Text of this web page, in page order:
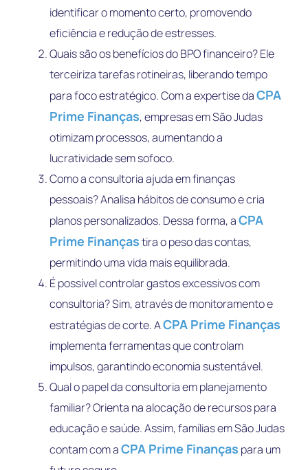
identificar o momento certo, promovendo
eficiência e redução de estresses.
Quais são os benefícios do BPO financeiro? Ele
terceiriza tarefas rotineiras, liberando tempo
para foco estratégico. Com a expertise daCPA
Prime Finanças, empresas em São Judas
otimizam processos, aumentando a
lucratividade sem sofoco.
Como a consultoria ajuda em finanças
pessoais? Analisa hábitos de consumo e cria
planos personalizados. Dessa forma, aCPA
Prime Finançastira o peso das contas,
permitindo uma vida mais equilibrada.
É possível controlar gastos excessivos com
consultoria? Sim, através de monitoramento e
estratégias de corte. ACPA Prime Finanças
implementa ferramentas que controlam
impulsos, garantindo economia sustentável.
Qual o papel da consultoria em planejamento
familiar? Orienta na alocação de recursos para
educação e saúde. Assim, famílias em São Judas
contam com aCPA Prime Finanças para um